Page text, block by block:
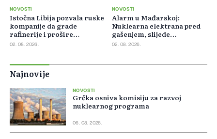
NOVOSTI
Istočna Libija pozvala ruske
kompanije da grade
rafinerije i prošire
energetsku saradnju
02. 08. 2026.
NOVOSTI
Alarm u Mađarskoj:
Nuklearna elektrana pred
gašenjem, slijede
restrikcije struje i vode
02. 08. 2026.
Najnovije
NOVOSTI
Grčka osniva komisiju za razvoj
nuklearnog programa
06. 08. 2026.